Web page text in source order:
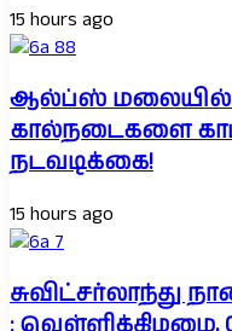
15 hours ago
ஆல்ப்ஸ் மலையில்
கால்நடைகளை
நடவடிக்கை!
15 hours ago
சுவிட்சர்லாந்து